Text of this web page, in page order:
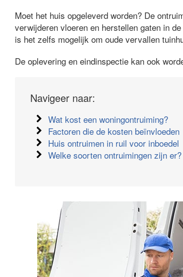
Moet het huis opgeleverd worden? De
verwijderen vloeren en herstellen gaten in
is het zelfs mogelijk om oude vervallen
De oplevering en eindinspectie kan ook
Navigeer naar:
Wat kost een woningontruiming?
Factoren die de kosten beïnvloeden
Huis ontruimen in ruil voor inboedel
Welke soorten ontruimingen zijn er?